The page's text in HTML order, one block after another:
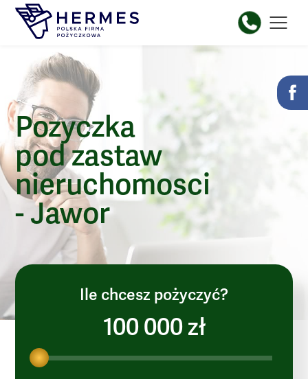
Pozyczka
pod zastaw
nieruchomosci
- Jawor
Ile chcesz pożyczyć?
100 000 zł